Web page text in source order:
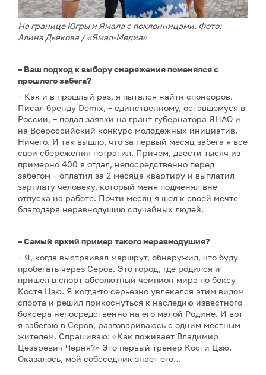
На границе Югры и Ямала с поклонницами. Фото:
Алина Дьякова / «Ямал-Медиа»
– Ваш подход к выбору снаряжения поменялся с
прошлого забега?
– Как и в прошлый раз, я пытался найти спонсоров.
Писал бренду Demix, – единственному, оставшемуся в
России, – подал заявки на грант губернатора ЯНАО и
на Всероссийский конкурс молодежных инициатив.
Ничего. И так вышло, что за первый месяц забега я все
свои сбережения потратил. Причем, двести тысяч из
примерно 400 я отдал, непосредственно перед
забегом – оплатил за 2 месяца квартиру и выплатил
зарплату человеку, который меня подменял вне
отпуска на работе. Почти месяц я шел к своей мечте
благодаря неравнодушию случайных людей.
– Самый яркий пример такого неравнодушия?
– Я, когда выстраивал маршрут, обнаружил, что буду
пробегать через Серов. Это город, где родился и
пришел в спорт абсолютный чемпион мира по боксу
Костя Цзю. Я когда-то серьезно увлекался этим видом
спорта и решил прикоснуться к наследию известного
боксера непосредственно на его малой Родине. И вот
я забегаю в Серов, разговариваюсь с одним местным
жителем. Спрашиваю: «Как поживает Владимир
Цезаревич Черня?» Это первый тренер Кости Цзю.
Оказалось, мой собеседник знает его…